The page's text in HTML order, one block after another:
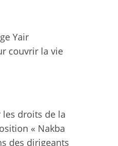
Yair
couvrir la vie
les droits de la
« Nakba
des dirigeants